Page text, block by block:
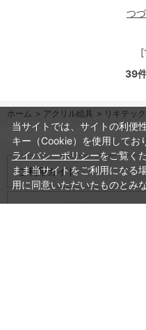
つ
39
ホーム > アクリル絵具 > リキテッ
ご利用ガイド
よくあるご質問
当サイトでは、サイトの利便
キー（Cookie）を使用してお
ライバシーポリシーをご覧く
まま当サイトをご利用になる
用に同意いただいたものとみ